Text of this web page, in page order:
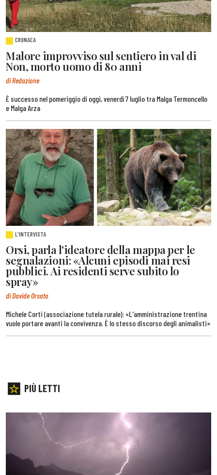
CRONACA
Malore improvviso sul sentiero in val di
Non, morto uomo di 80 anni
di Redazione
È successo nel pomeriggio di oggi, venerdì 7 luglio tra Malga Termoncello
e Malga Arza
L'INTERVISTA
Orsi, parla l'ideatore della mappa per le
segnalazioni: «Alcuni episodi mai resi
pubblici. Ai residenti serve subito lo
spray»
di Davide Orsato
Michele Corti (associazione tutela rurale): «L'amministrazione trentina
vuole portare avanti la convivenza. È lo stesso discorso degli animalisti»
PIÙ LETTI